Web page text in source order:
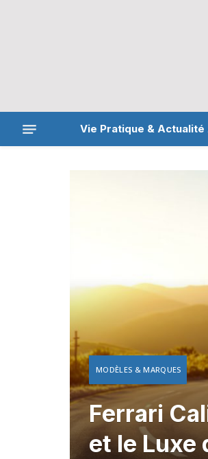
Vie Pratique & Actualité
MODÈLES & MARQUES
Ferrari
et le Luxe